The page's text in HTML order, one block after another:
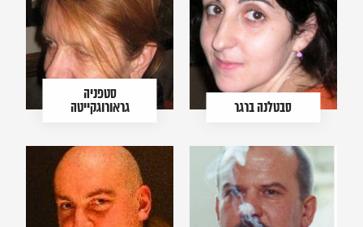
סבטלנה ברגר
סטפניה
גראורוגקייטה